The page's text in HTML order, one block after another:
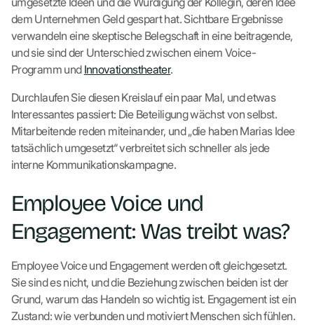
dem Unternehmen Geld gespart hat. Sichtbare Ergebnisse
verwandeln eine skeptische Belegschaft in eine beitragende,
und sie sind der Unterschied zwischen einem Voice-
Programm und Innovationstheater.
Durchlaufen Sie diesen Kreislauf ein paar Mal, und etwas
Interessantes passiert: Die Beteiligung wächst von selbst.
Mitarbeitende reden miteinander, und „die haben Marias Idee
tatsächlich umgesetzt“ verbreitet sich schneller als jede
interne Kommunikationskampagne.
Employee Voice und
Engagement: Was treibt was?
Employee Voice und Engagement werden oft gleichgesetzt.
Sie sind es nicht, und die Beziehung zwischen beiden ist der
Grund, warum das Handeln so wichtig ist. Engagement ist ein
Zustand: wie verbunden und motiviert Menschen sich fühlen.